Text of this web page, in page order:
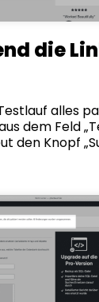
die
alles
dem Feld
den Knopf